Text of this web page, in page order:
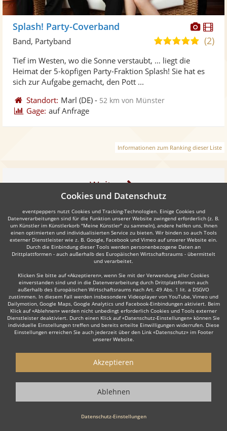
Splash! Party-Coverband
5,0(2)
Band, Partyband
Tief im Westen, wo die Sonne verstaubt, … liegt die
Heimat der 5-köpfigen Party-Fraktion Splash! Sie hat es
sich zur Aufgabe gemacht, den Pott ...
Standort: Marl (DE) - 52 km von Münster
Gage: auf Anfrage
Informationen zum Ranking dieser Liste
Weiter
Auch interessant:
Rock Top 40 Alternative Band Tanz- & Showband
Starten Sie mit dem Button 'Kostenlos anfragen' eine Anfrage an die für
Sie interessanten Bands - also z. B. bestimmte Schlagerbands &
Oldiebands. Diesen Button finden Sie auf den jeweiligen Künstler-Profil-
Cookies und Datenschutz
eventpeppers nutzt Cookies und Tracking-Technologien. Einige Cookies und
Datenverarbeitungen sind für die Funktion unserer Website zwingend erforderlich (z. B.
um Künstler im Künstlerkorb "Meine Künstler" zu sammeln), andere helfen uns, Ihnen
einen optimierten und individualisierten Service zu bieten. Wir binden so auch Tools
externer Dienstleister wie z. B. Google, Facebook und Vimeo auf unserer Website ein.
Durch die Einbindung dieser Tools werden personenbezogene Daten an
Drittplattformen - auch außerhalb des Europäischen Wirtschaftsraums - übermittelt
und verarbeitet.
Klicken Sie bitte auf «Akzeptieren», wenn Sie mit der Verwendung aller Cookies
einverstanden sind und in die Datenverarbeitung durch Drittplattformen auch
außerhalb des Europäischen Wirtschaftsraums nach Art. 49 Abs. 1 lit. a DSGVO
zustimmen. In diesem Fall werden insbesondere Videoplayer von YouTube, Vimeo und
Dailymotion, Google Maps, Google Analytics und Facebook-Einbindungen aktiviert. Beim
Klick auf «Ablehnen» werden nicht unbedingt erforderlich Cookies und Tools externer
Dienstleister deaktiviert. Durch einen Klick auf «Datenschutz-Einstellungen» können Sie
individuelle Einstellungen treffen und bereits erteilte Einwilligungen widerrufen. Diese
Einstellungen erreichen Sie auch jederzeit über den Link «Datenschutz» im Footer
unserer Website.
Datenschutz-Einstellungen
Akzeptieren
Ablehnen